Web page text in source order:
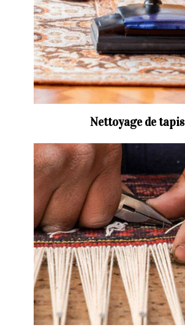
Nettoyage de tapis